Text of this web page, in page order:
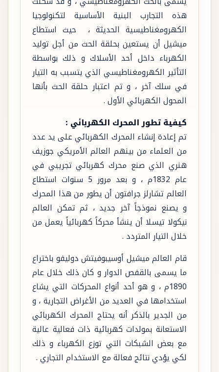
هذه التجارب البنية الأساسية لتكنولوجيا
الكهرومغناطيسية الحديثة ، حيث استطاع
ميشيل أن يستعين بحلقة الحث من أجل توليد
الكهرباء داخل أحد الأسلاك و ذلك بواسطة
التأثير الكهرومغناطيسي الذي يتسبب به التيار
في سلك آخر ، و تم اعتبار حلقة الحث بأنها
المحول الكهربائي الأول .
كيفية تطور المحرك الكهربائي :
تم إعادة إنشاء المحرك الكهربائي على يد عدد
من العلماء من بينهم العالم الأمريكي جوزيف
هنري الذي صنع محرك كهربائي تجريبي في
عام 1832م ، و بعد مرور 5 سنوات استطاع
العالم تشارلز جرافتون أن يطور من هذا المحرك
و يصنع نموذجاً آخر جديد ، ثم تمكن العالم
نيكولا تيسلا أن ينشأ محركاً كهربائياً يعمل من
خلال التيار المتردد .
قام العالم ميشيل أوسيبوفيتش دوليفو باختراع
ما يسمى بالقفص الدوار و كان ذلك خلال عام
1890م ، و هو أحد أنواع المحركات التي يشاع
استخدامها في العديد من الأغراض التجارية ، و
من الجدير بالذكر أنه يحتاج المحرك الكهربائي
الاستعانة بمولدات كهربائية ذات فعالية عالية
مع بعض الشبكات التي توزع الكهرباء و ذلك
لكي يؤدي نتائج فعالة مع الاستخدام التجاري .